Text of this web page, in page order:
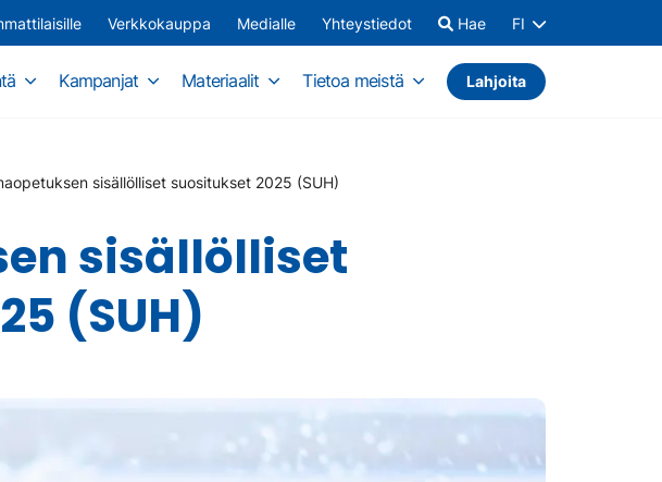
Verkkokauppa Medialle Yhteystiedot Hae FI
Kampanjat Materiaalit Tietoa meistä Lahjoita
sisällölliset suositukset 2025 (SUH)
sisällölliset
(SUH)